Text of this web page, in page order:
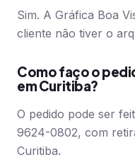
Sim. A Gráfica Boa
cliente não tiver o
Como faço o
em Curitiba?
O pedido pode ser
9624-0802, com
Curitiba.